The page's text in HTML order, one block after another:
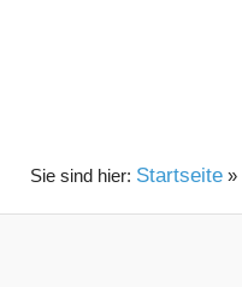
Startseite»